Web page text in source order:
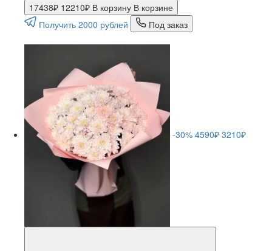
17438₽ 12210₽ В корзину В корзине
Получить 2000 рублей
Под заказ
-30% 4590₽ 3210₽